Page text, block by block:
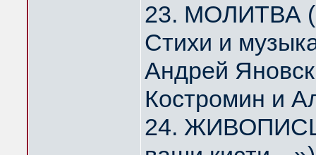
23. МОЛИТВА
Стихи и
Андрей
Костромин и
24.